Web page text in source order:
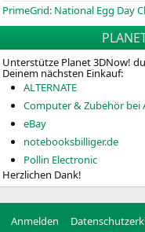
PrimeGrid: National Egg Day
Unterstütze Planet 3DNow!
Deinem nächsten Einkauf:
ALTERNATE
Computer & Zubehör bei
eBay
notebooksbilliger.de
Pollin Electronic
Herzlichen Dank!
Anmelden